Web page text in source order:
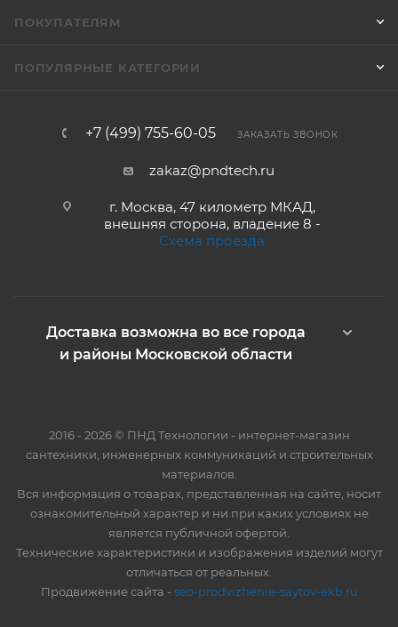
ПОКУПАТЕЛЯМ
ПОПУЛЯРНЫЕ КАТЕГОРИИ
+7 (499) 755-60-05 ЗАКАЗАТЬ ЗВОНОК
zakaz@pndtech.ru
г. Москва, 47 километр МКАД,
внешняя сторона, владение 8 -
Схема проезда
Доставка возможна во все города
и районы Московской области
2016 - 2026 © ПНД Технологии - интернет-магазин
сантехники, инженерных коммуникаций и строительных
материалов.
Вся информация о товарах, представленная на сайте, носит
ознакомительный характер и ни при каких условиях не
является публичной офертой.
Технические характеристики и изображения изделий могут
отличаться от реальных.
Продвижение сайта - seo-prodvizhenie-saytov-ekb.ru